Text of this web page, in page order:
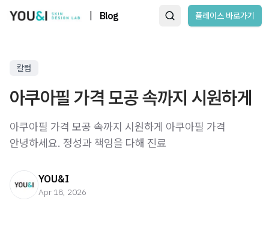
Blog 플레이스 바로가기
칼럼
아쿠아필 가격 모공 속까지 시원하게
아쿠아필 가격 모공 속까지 시원하게 아쿠아필 가격 ​
안녕하세요. 정성과 책임을 다해 진료
YOU&I
Apr 18, 2026